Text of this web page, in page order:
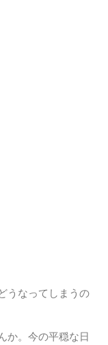
うなってしまうの
か。今の平穏な日